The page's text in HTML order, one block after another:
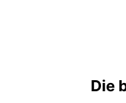
Die